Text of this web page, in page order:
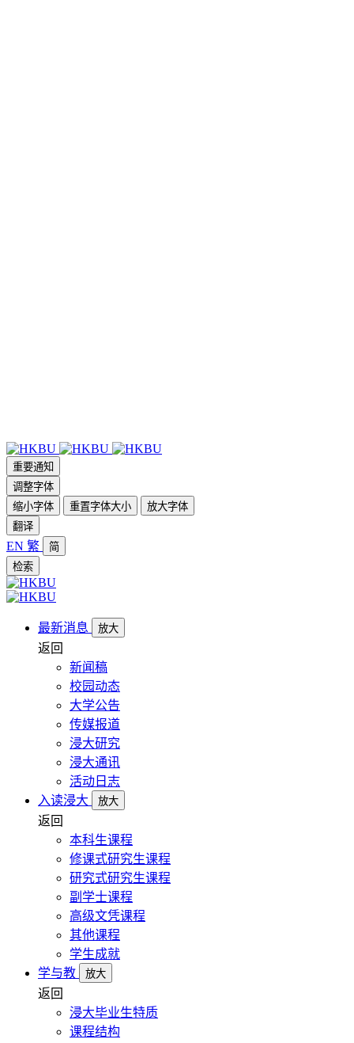
重要通知
调整字体
缩小字体
重置字体大小
放大字体
翻译
EN 繁
简
检索
最新消息 放大
返回
新闻稿
校园动态
大学公告
传媒报道
浸大研究
浸大通讯
活动日志
入读浸大
放大
返回
本科生课程
修课式研究生课程
研究式研究生课程
副学士课程
高级文凭课程
其他课程
学生成就
学与教
放大
返回
浸大毕业生特质
课程结构